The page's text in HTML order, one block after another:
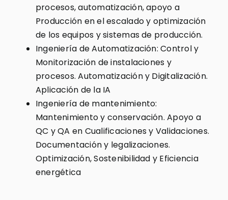
procesos, automatización, apoyo a
Producción en el escalado y optimización
de los equipos y sistemas de producción.
Ingeniería de Automatización: Control y
Monitorización de instalaciones y
procesos. Automatización y Digitalización.
Aplicación de la IA
Ingeniería de mantenimiento:
Mantenimiento y conservación. Apoyo a
QC y QA en Cualificaciones y Validaciones.
Documentación y legalizaciones.
Optimización, Sostenibilidad y Eficiencia
energética